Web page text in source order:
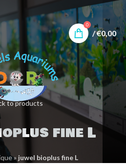
0
/€0,00
to products
fine L
» juwel bioplus fine L